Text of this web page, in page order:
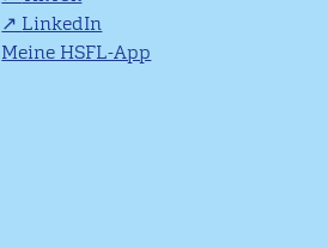
LinkedIn
Meine HSFL-App